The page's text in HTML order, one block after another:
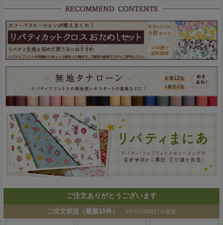
ご注文ありがとうございます